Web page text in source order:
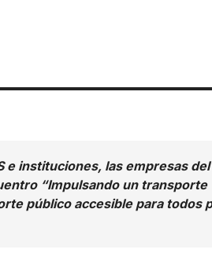
e instituciones, las empresas del
“Impulsando un transporte
público accesible para todos